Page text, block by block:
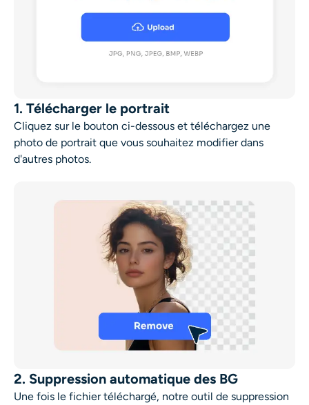
1. Télécharger le portrait
Cliquez sur le bouton ci-dessous et téléchargez une
photo de portrait que vous souhaitez modifier dans
d'autres photos.
2. Suppression automatique des BG
Une fois le fichier téléchargé, notre outil de suppression